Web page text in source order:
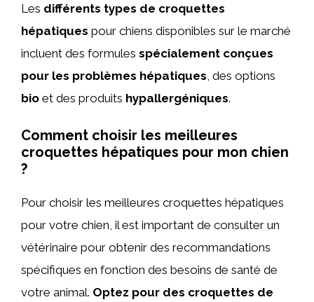
Les différents types de croquettes
hépatiques pour chiens disponibles sur le marché
incluent des formules spécialement conçues
pour les problèmes hépatiques , des options
bio et des produits hypallergéniques.
Comment choisir les meilleures
croquettes hépatiques pour mon chien
?
Pour choisir les meilleures croquettes hépatiques
pour votre chien, il est important de consulter un
vétérinaire pour obtenir des recommandations
spécifiques en fonction des besoins de santé de
votre animal. Optez pour des croquettes de